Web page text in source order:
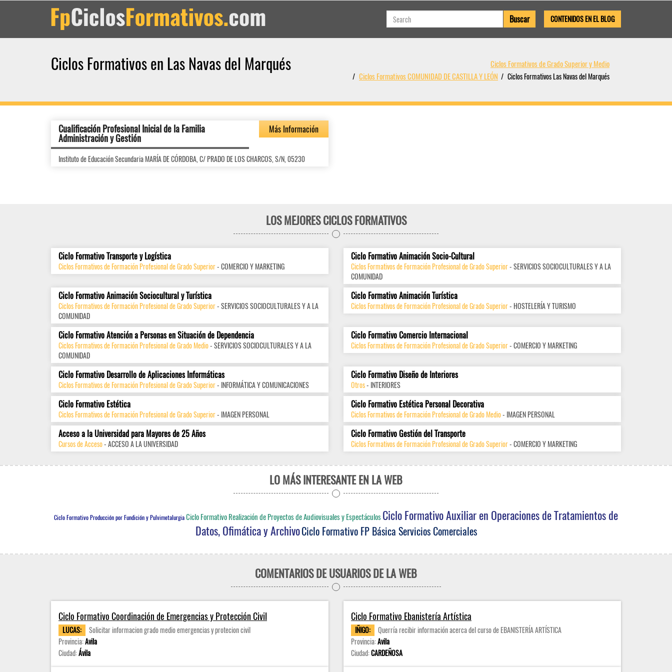
CONTENIDOS EN EL BLOG
Ciclos Formativos en Las Navas del Marqués
Ciclos Formativos de Grado Superior y Medio
Ciclos Formativos COMUNIDAD DE CASTILLA Y LEÓN
Ciclos Formativos Las Navas del Marqués
Cualificación Profesional Inicial de la Familia
Administración y Gestión
Más Información
Instituto de Educación Secundaria MARÍA DE CÓRDOBA, C/ PRADO DE LOS CHARCOS, S/N, 05230
LOS MEJORES CICLOS FORMATIVOS
Ciclo Formativo Transporte y Logística
Ciclos Formativos de Formación Profesional de Grado Superior- COMERCIO Y MARKETING
Ciclo Formativo Animación Socio-Cultural
Ciclos Formativos de Formación Profesional de Grado Superior- SERVICIOS SOCIOCULTURALES Y A LA
COMUNIDAD
Ciclo Formativo Animación Sociocultural y Turística
Ciclos Formativos de Formación Profesional de Grado Superior- SERVICIOS SOCIOCULTURALES Y A LA
COMUNIDAD
Ciclo Formativo Animación Turística
Ciclos Formativos de Formación Profesional de Grado Superior- HOSTELERÍA Y TURISMO
Ciclo Formativo Atención a Personas en Situación de Dependencia
Ciclos Formativos de Formación Profesional de Grado Medio- SERVICIOS SOCIOCULTURALES Y A LA
COMUNIDAD
Ciclo Formativo Comercio Internacional
Ciclos Formativos de Formación Profesional de Grado Superior- COMERCIO Y MARKETING
Ciclo Formativo Desarrollo de Aplicaciones Informáticas
Ciclos Formativos de Formación Profesional de Grado Superior- INFORMÁTICA Y COMUNICACIONES
Ciclo Formativo Diseño de Interiores
Otros- INTERIORES
Ciclo Formativo Estética
Ciclos Formativos de Formación Profesional de Grado Superior- IMAGEN PERSONAL
Ciclo Formativo Estética Personal Decorativa
Ciclos Formativos de Formación Profesional de Grado Medio- IMAGEN PERSONAL
Acceso a la Universidad para Mayores de 25 Años
Cursos de Acceso- ACCESO A LA UNIVERSIDAD
Ciclo Formativo Gestión del Transporte
Ciclos Formativos de Formación Profesional de Grado Superior- COMERCIO Y MARKETING
LO MÁS INTERESANTE EN LA WEB
Ciclo Formativo Producción por Fundición y PulvimetalurgiaCiclo Formativo Realización de Proyectos de Audiovisuales y EspectáculosCiclo Formativo Auxiliar en Operaciones de Tratamientos de
Datos, Ofimática y ArchivoCiclo Formativo FP Básica Servicios Comerciales
COMENTARIOS DE USUARIOS DE LA WEB
Ciclo Formativo Coordinación de Emergencias y Protección Civil
LUCAS:
Solicitar informacion grado medio emergencias y protecion civil
Provincia:Avila
Ciudad:Ávila
Ciclo Formativo Ebanistería Artística
IÑIGO:
Querría recibir información acerca del curso de EBANISTERÍA ARTÍSTICA
Provincia:Avila
Ciudad:CARDEÑOSA